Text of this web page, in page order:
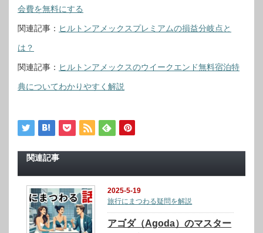
会費を無料にする
関連記事： ヒルトンアメックスプレミアムの損益分岐点と
は？
関連記事： ヒルトンアメックスのウイークエンド無料宿泊特
典についてわかりやすく解説
関連記事
2025-5-19
旅行にまつわる疑問を解説
アゴダ（Agoda）のマスター